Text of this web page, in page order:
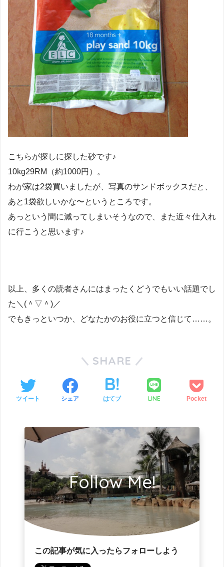
こちらが探しに探した砂です♪
10kg29RM（約1000円）。
わが家は2袋買いましたが、写真のサンドボックスだと、
あと1袋欲しいかな〜というところです。
あっという間に減ってしまいそうなので、また近々仕入れ
に行こうと思います♪
以上、多くの読者さんにはまったくどうでもいい話題でし
た＼(＾▽＾)／
でもきっといつか、どなたかのお役に立つと信じて……。
SHARE
ツイート シェア はてブ LINE Pocket
Follow Me!
この記事が気に入ったらフォローしよう